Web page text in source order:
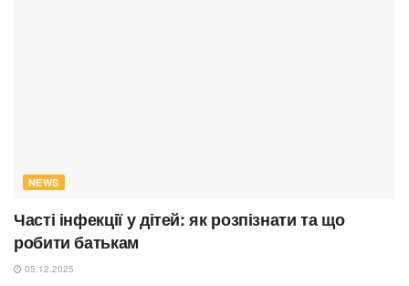
NEWS
Часті інфекції у дітей: як розпізнати та що
робити батькам
05.12.2025